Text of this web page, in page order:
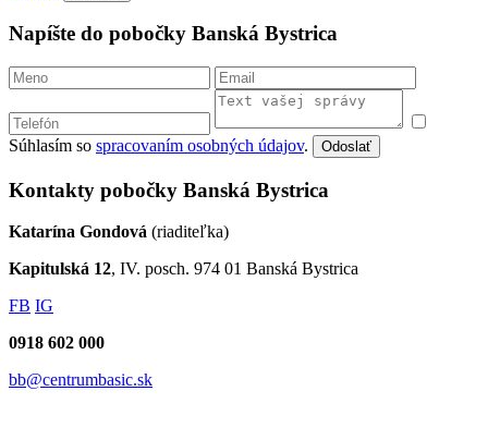
Napíšte do pobočky Banská Bystrica
Súhlasím so spracovaním osobných údajov. Odoslať
Kontakty pobočky Banská Bystrica
Katarína Gondová (riaditeľka)
Kapitulská 12, IV. posch. 974 01 Banská Bystrica
FB IG
0918 602 000
bb@centrumbasic.sk